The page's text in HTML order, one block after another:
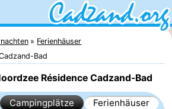
Ferienhäuser
Bad
Résidence Cadzand-Bad
Campingplätze
Ferienhäuser